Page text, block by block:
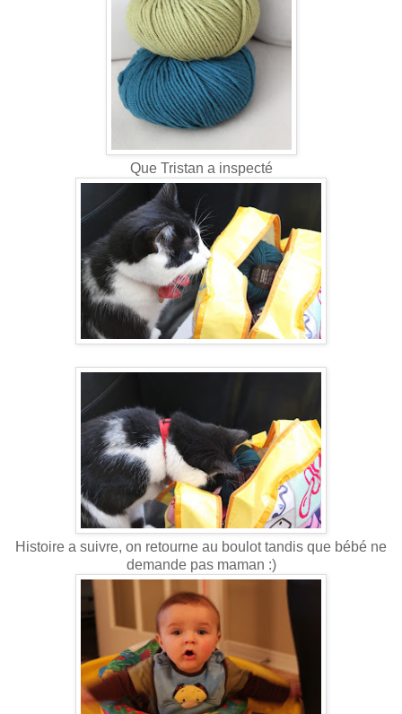
Que Tristan a inspecté
Histoire a suivre, on retourne au boulot tandis que bébé ne
demande pas maman :)